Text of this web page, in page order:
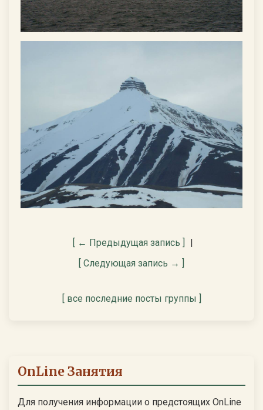
[ ← Предыдущая запись ]
|
[ Следующая запись → ]
[ все последние посты группы ]
OnLine Занятия
Для получения информации о предстоящих OnLine